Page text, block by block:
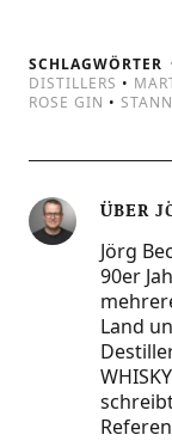
SCHLAGWÖRTER
DISTILLERS •
ROSE GIN •
ÜBER
Jörg
90er
Land